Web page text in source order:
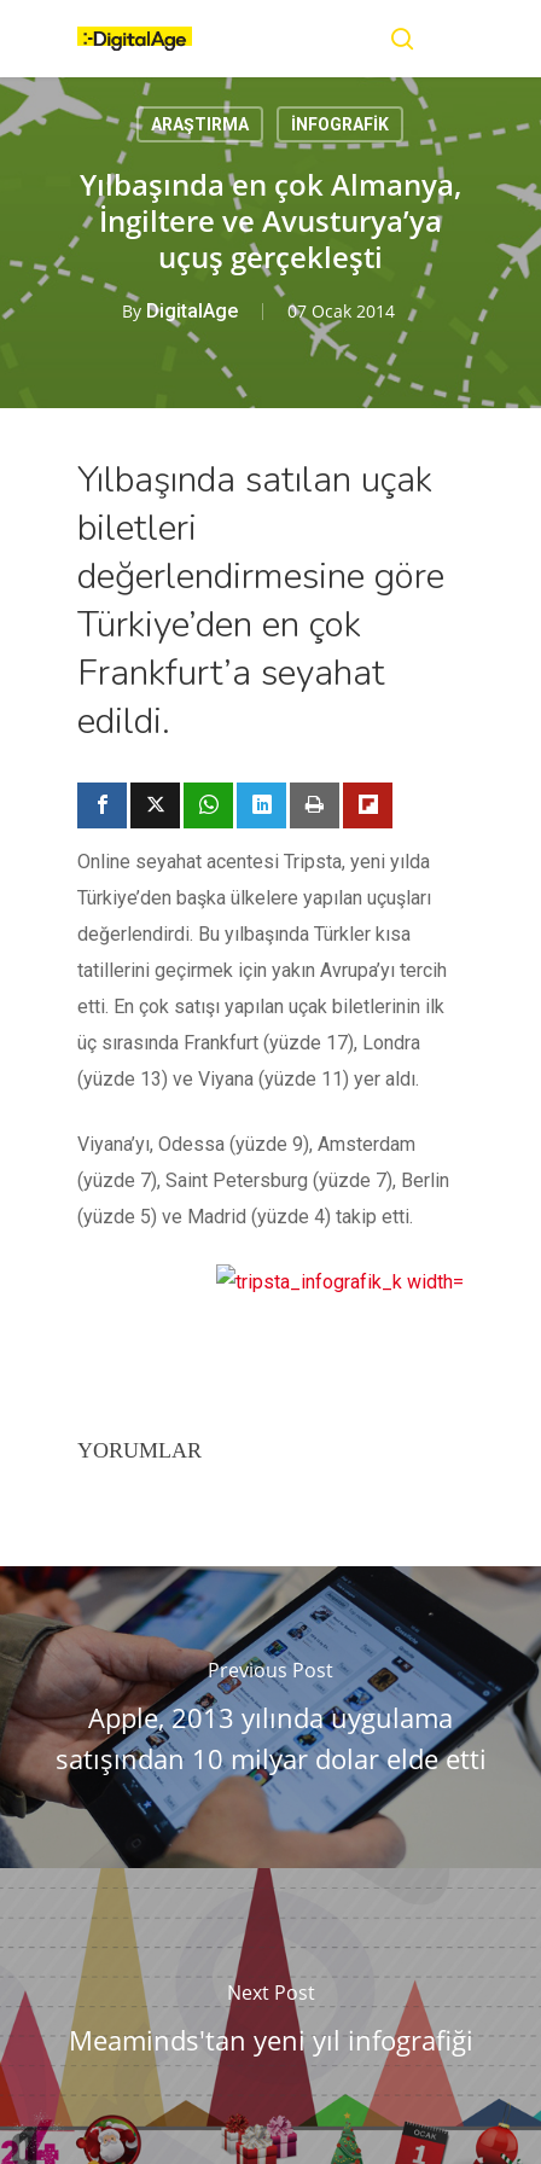
content
ARAŞTIRMA İNFOGRAFİK
Yılbaşında en çok Almanya,
İngiltere ve Avusturya’ya
uçuş gerçekleşti
By DigitalAge 07 Ocak 2014
Yılbaşında satılan uçak
biletleri
değerlendirmesine göre
Türkiye’den en çok
Frankfurt’a seyahat
edildi.
Online seyahat acentesi Tripsta, yeni yılda
Türkiye’den başka ülkelere yapılan uçuşları
değerlendirdi. Bu yılbaşında Türkler kısa
tatillerini geçirmek için yakın Avrupa’yı tercih
etti. En çok satışı yapılan uçak biletlerinin ilk
üç sırasında Frankfurt (yüzde 17), Londra
(yüzde 13) ve Viyana (yüzde 11) yer aldı.
Viyana’yı, Odessa (yüzde 9), Amsterdam
(yüzde 7), Saint Petersburg (yüzde 7), Berlin
(yüzde 5) ve Madrid (yüzde 4) takip etti.
YORUMLAR
Previous Post
Apple, 2013 yılında uygulama
satışından 10 milyar dolar elde etti
Next Post
Meaminds'tan yeni yıl infografiği